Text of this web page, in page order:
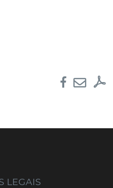
LEGAIS